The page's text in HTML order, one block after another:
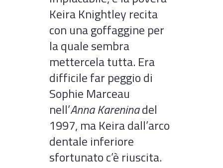
Keira Knightley recita
con una goffaggine per
la quale sembra
mettercela tutta. Era
difficile far peggio di
Sophie Marceau
nell’Anna Kareninadel
1997, ma Keira dall’arco
dentale inferiore
sfortunato c’è riuscita.